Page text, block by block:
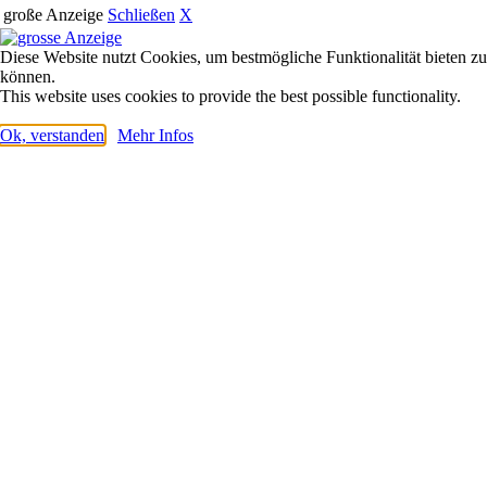
große Anzeige Schließen X
Diese Website nutzt Cookies, um bestmögliche Funktionalität bieten zu
können.
This website uses cookies to provide the best possible functionality.
Ok, verstanden Mehr Infos